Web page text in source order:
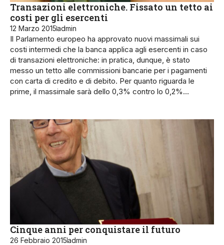
Transazioni elettroniche. Fissato un tetto ai
costi per gli esercenti
12 Marzo 2015admin
Il Parlamento europeo ha approvato nuovi massimali sui
costi intermedi che la banca applica agli esercenti in caso
di transazioni elettroniche: in pratica, dunque, è stato
messo un tetto alle commissioni bancarie per i pagamenti
con carta di credito e di debito. Per quanto riguarda le
prime, il massimale sarà dello 0,3% contro lo 0,2%…
Cinque anni per conquistare il futuro
26 Febbraio 2015admin